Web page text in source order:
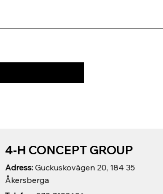
Adress: Guckuskovägen 20, 184 35
Åkersberga
4-H CONCEPT GROUP